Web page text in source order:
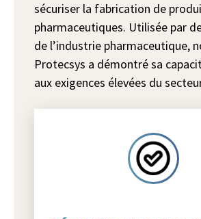
sécuriser la fabrication de
pharmaceutiques. Utilisée par
de l’industrie pharmaceutique,
Protecsys a démontré sa
aux exigences élevées du